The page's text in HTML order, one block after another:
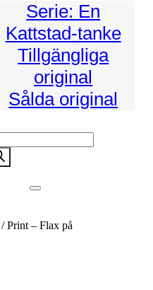
Serie: En
Kattstad-tanke
Tillgängliga
original
Sålda original
/ Print – Flax på